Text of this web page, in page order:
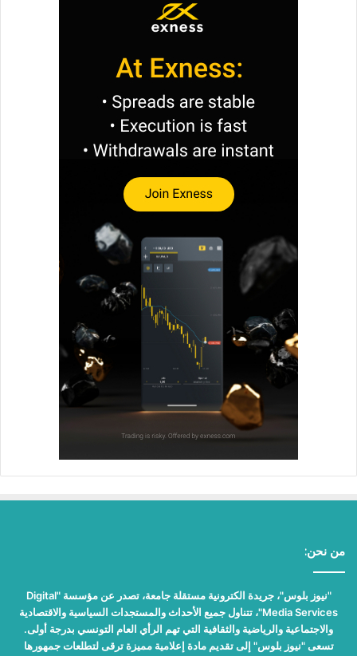
من نحن:
"نيوز بلوس"، جريدة الكترونية مستقلة جامعة، تصدر عن مؤسسة "Digital
Media Services"، تتناول جميع الأحداث والمستجدات السياسية والاقتصادية
والاجتماعية والرياضية والثقافية التي تهم الرأي العام التونسي بدرجة أولى.
تسعى "نيوز بلوس" إلى تقديم مادة إعلامية مميزة ترقى لتطلعات جمهورها